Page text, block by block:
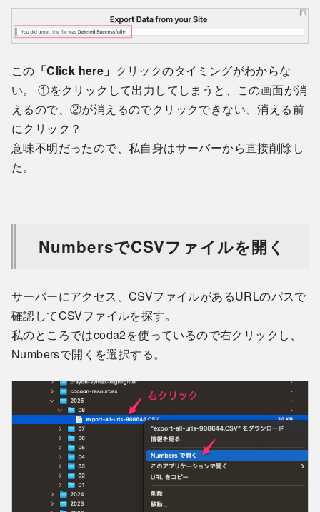
この 「Click here」 クリックのタイミングがわからな
い。 ①をクリックして出力してしまうと、この画面が消
えるので、②が消えるのでクリックできない、消える前
にクリック？
意味不明だったので、私自身はサーバーから直接削除し
た。
NumbersでCSVファイルを開く
サーバーにアクセス、CSVファイルがあるURLのパスで
確認してCSVファイルを探す。
私のところではcoda2を使っているので右クリックし、
Numbersで開くを選択する。